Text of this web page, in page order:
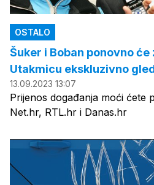
OSTALO
Šuker i Boban ponovno
Utakmicu ekskluzivno
13.09.2023 13:07
Prijenos događanja moći ćete
Net.hr, RTL.hr i Danas.hr